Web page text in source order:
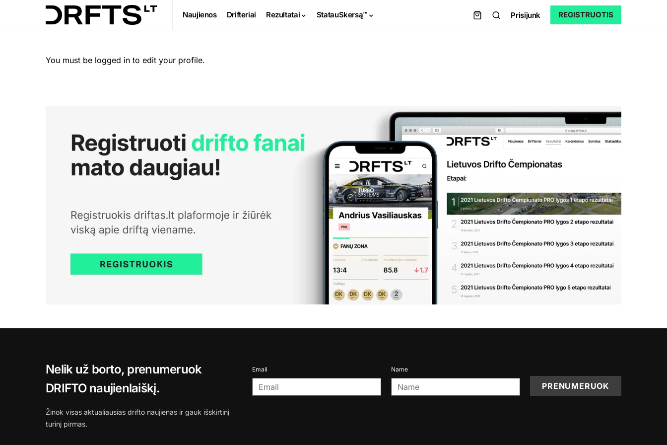
Naujienos Drifteriai Rezultatai StatauSkersą™ Prisijunk REGISTRUOTIS
You must be logged in to edit your profile.
Nelik už borto, prenumeruok
DRIFTO naujienlaiškį.
Žinok visas aktualiausias drifto naujienas ir gauk išskirtinį
turinį pirmas.
Email Name
PRENUMERUOK